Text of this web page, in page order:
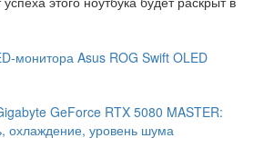
монитора Asus ROG Swift OLED
GeForce RTX 5080 MASTER:
охлаждение, уровень шума